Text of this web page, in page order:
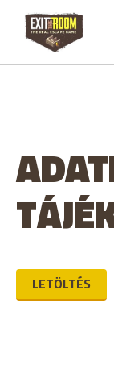
LETÖLTÉS